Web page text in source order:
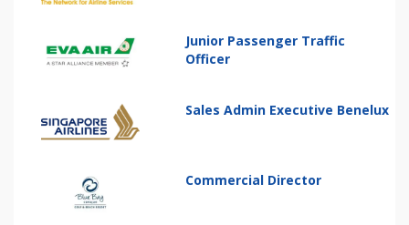
Junior Passenger Traffic
Officer
Sales Admin Executive Benelux
Commercial Director